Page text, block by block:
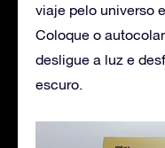
viaje pelo universo
Coloque o
desligue a luz e
escuro.